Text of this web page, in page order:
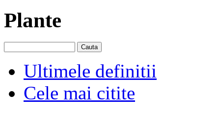
Plante
Ultimele definitii
Cele mai citite